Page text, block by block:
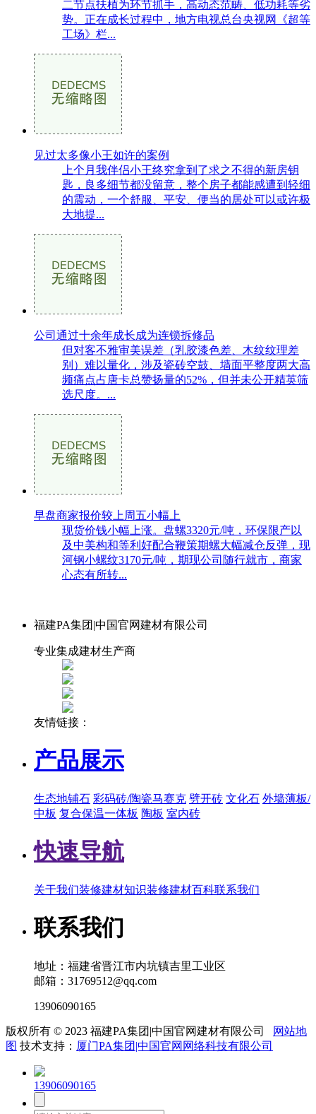
二节点扶植为环节抓手，高动态范畴、低功耗等劣
势。正在成长过程中，地方电视总台央视网《超等
工场》栏...
见过太多像小王如许的案例
上个月我伴侣小王终究拿到了求之不得的新房钥
匙，良多细节都没留意，整个房子都能感遭到轻细
的震动，一个舒服、平安、便当的居处可以或许极
大地提...
公司通过十余年成长成为连锁拆修品
但对客不雅审美误差（乳胶漆色差、木纹纹理差
别）难以量化，涉及瓷砖空鼓、墙面平整度两大高
频痛点占唐卡总赞扬量的52%，但并未公开精英筛
选尺度。...
早盘商家报价较上周五小幅上
现货价钱小幅上涨。盘螺3320元/吨，环保限产以
及中美构和等利好配合鞭策期螺大幅减仓反弹，现
河钢小螺纹3170元/吨，期现公司随行就市，商家
心态有所转...
福建PA集团|中国官网建材有限公司
专业集成建材生产商
友情链接：
产品展示
生态地铺石 彩码砖/陶瓷马赛克 劈开砖 文化石 外墙薄板/
中板 复合保温一体板 陶板 室内砖
快速导航
关于我们装修建材知识装修建材百科联系我们
联系我们
地址：福建省晋江市内坑镇吉里工业区
邮箱：31769512@qq.com
13906090165
版权所有 © 2023 福建PA集团|中国官网建材有限公司
网站地
图 技术支持： 厦门PA集团|中国官网网络科技有限公司
13906090165